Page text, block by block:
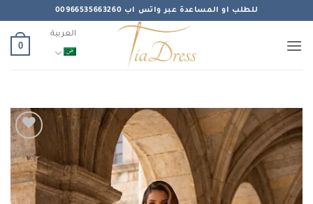
للطلب او المساعدة عبر واتس اب 00966535663260
العربية
0
Add to
wishlist